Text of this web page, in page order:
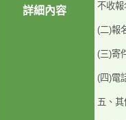
詳細內容
不收報
(二)報
(三)寄
(四)電
五、